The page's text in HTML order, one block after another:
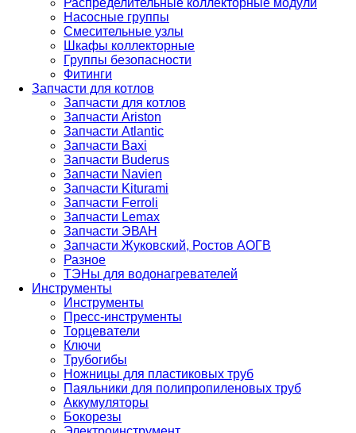
Распределительные коллекторные модули
Насосные группы
Смесительные узлы
Шкафы коллекторные
Группы безопасности
Фитинги
Запчасти для котлов
Запчасти для котлов
Запчасти Ariston
Запчасти Atlantic
Запчасти Baxi
Запчасти Buderus
Запчасти Navien
Запчасти Kiturami
Запчасти Ferroli
Запчасти Lemax
Запчасти ЭВАН
Запчасти Жуковский, Ростов АОГВ
Разное
ТЭНы для водонагревателей
Инструменты
Инструменты
Пресс-инструменты
Торцеватели
Ключи
Трубогибы
Ножницы для пластиковых труб
Паяльники для полипропиленовых труб
Аккумуляторы
Бокорезы